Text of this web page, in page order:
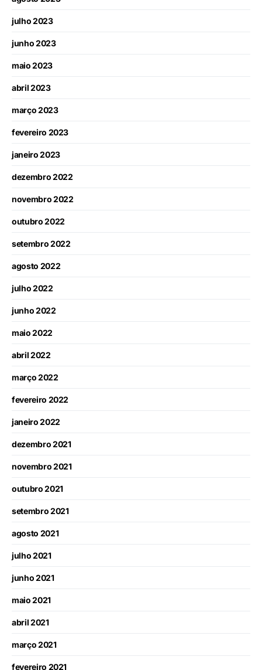
julho 2023
junho 2023
maio 2023
abril 2023
março 2023
fevereiro 2023
janeiro 2023
dezembro 2022
novembro 2022
outubro 2022
setembro 2022
agosto 2022
julho 2022
junho 2022
maio 2022
abril 2022
março 2022
fevereiro 2022
janeiro 2022
dezembro 2021
novembro 2021
outubro 2021
setembro 2021
agosto 2021
julho 2021
junho 2021
maio 2021
abril 2021
março 2021
fevereiro 2021